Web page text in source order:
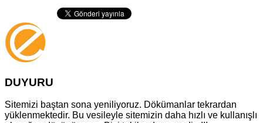
DUYURU
Sitemizi baştan sona yeniliyoruz. Dökümanlar tekrardan
yüklenmektedir. Bu vesileyle sitemizin daha hızlı ve kullanışlı